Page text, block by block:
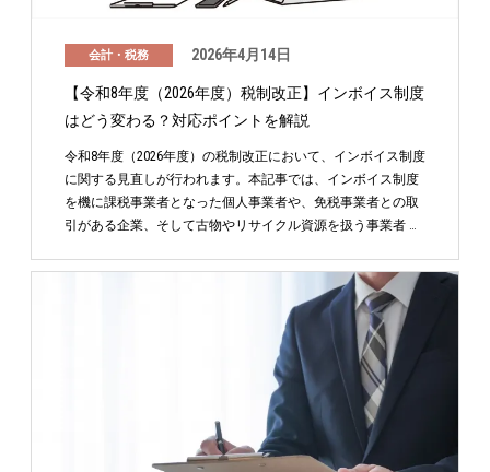
会計・税務 2026年4月14日
【令和8年度（2026年度）税制改正】インボイス制度
はどう変わる？対応ポイントを解説
令和8年度（2026年度）の税制改正において、インボイス制度
に関する見直しが行われます。本記事では、インボイス制度
を機に課税事業者となった個人事業者や、免税事業者との取
引がある企業、そして古物やリサイクル資源を扱う事業者 …